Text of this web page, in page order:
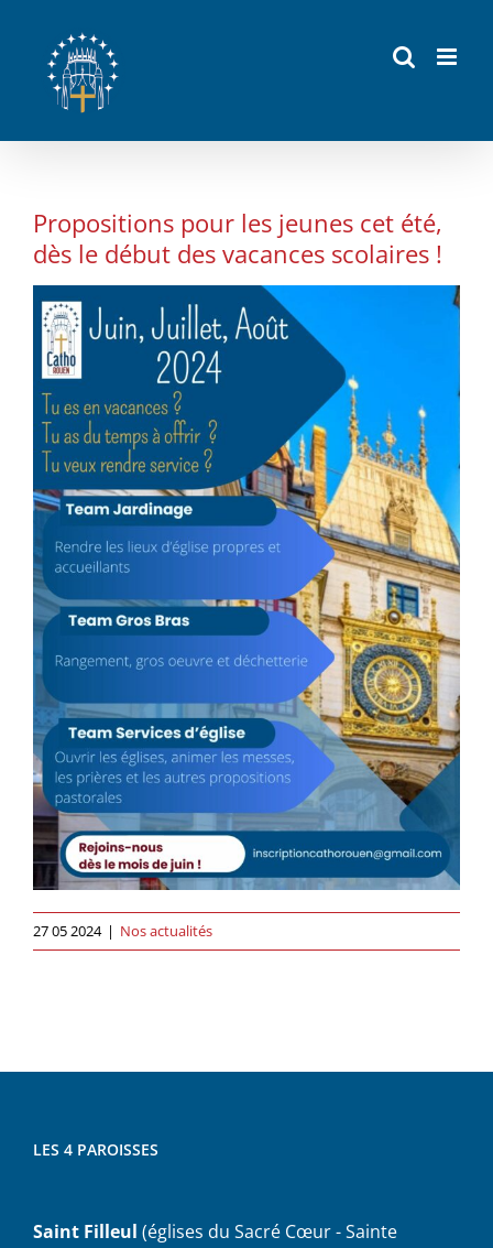
contenu
Propositions pour les jeunes cet été,
dès le début des vacances scolaires !
27 05 2024 | Nos actualités
LES 4 PAROISSES
Saint Filleul (églises du Sacré Cœur - Sainte